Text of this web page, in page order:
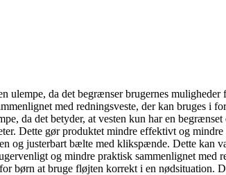
da det begrænser brugernes
med redningsveste, der kan bruges i
da det betyder, at vesten kun har en
Dette gør produktet mindre effektivt og
og justerbart bælte med klikspænde. Dette
og mindre praktisk sammenlignet med
børn at bruge fløjten korrekt i en nødsituation.